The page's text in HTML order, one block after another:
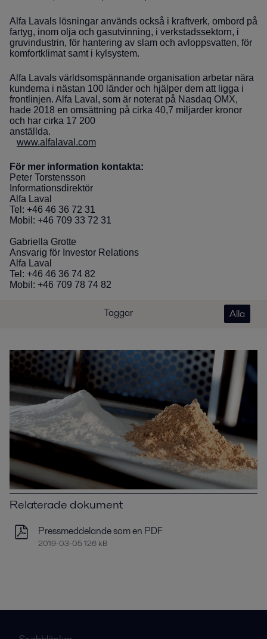
Alfa Lavals lösningar används också i kraftverk, ombord på
fartyg, inom olja och gasutvinning, i verkstadssektorn, i
gruvindustrin, för hantering av slam och avloppsvatten, för
komfortklimat samt i kylsystem.
Alfa Lavals världsomspännande organisation arbetar nära
kunderna i nästan 100 länder och hjälper dem att ligga i
frontlinjen. Alfa Laval, som är noterat på Nasdaq OMX,
hade 2018 en omsättning på cirka 40,7 miljarder kronor
och har cirka 17 200
anställda.
www.alfalaval.com
För mer information kontakta:
Peter Torstensson
Informationsdirektör
Alfa Laval
Tel: +46 46 36 72 31
Mobil: +46 709 33 72 31
Gabriella Grotte
Ansvarig för Investor Relations
Alfa Laval
Tel: +46 46 36 74 82
Mobil: +46 709 78 74 82
Taggar Alla
Relaterade dokument
Pressmeddelande som en PDF
2019-03-05 126 kB